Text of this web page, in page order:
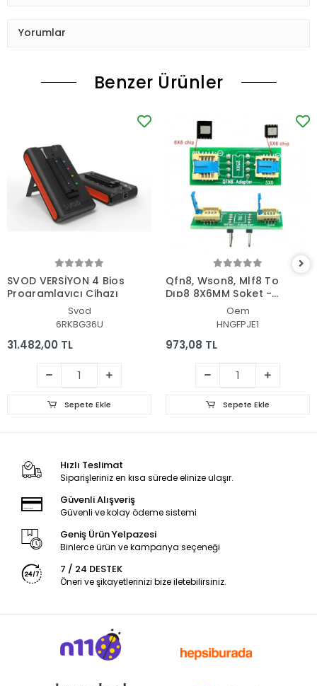
Yorumlar
Benzer Ürünler
SVOD VERSİYON 4 Bios
Programlayıcı Cihazı
Svod
6RKBG36U
31.482,00 TL
Sepete Ekle
Qfn8, Wson8, Mlf8 To
Dıp8 8X6MM Soket -
Çevirici Adaptör
Oem
HNGFPJE1
973,08 TL
Sepete Ekle
Hızlı Teslimat
Siparişleriniz en kısa sürede elinize ulaşır.
Güvenli Alışveriş
Güvenli ve kolay ödeme sistemi
Geniş Ürün Yelpazesi
Binlerce ürün ve kampanya seçeneği
7 / 24 DESTEK
Öneri ve şikayetlerinizi bize iletebilirsiniz.